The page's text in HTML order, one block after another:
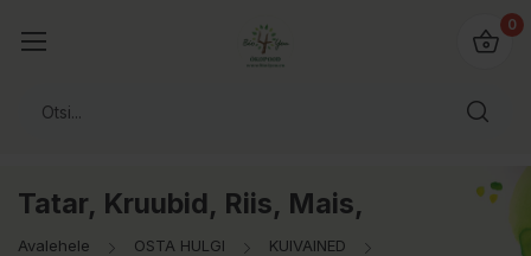
0
Tatar, Kruubid, Riis, Mais,
Avalehele OSTA HULGI
KUIVAINED